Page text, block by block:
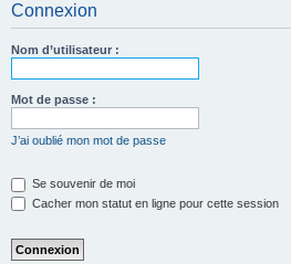
Connexion
Nom d’utilisateur :
Mot de passe :
J’ai oublié mon mot de passe
Se souvenir de moi
Cacher mon statut en ligne pour cette session